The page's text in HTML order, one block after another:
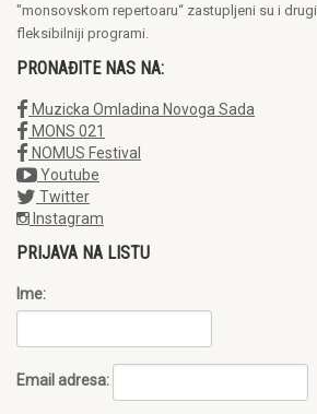
"monsovskom repertoaru“ zastupljeni su i
fleksibilniji programi.
PRONAĐITE NAS NA:
Muzicka Omladina Novoga Sada
MONS 021
NOMUS Festival
Youtube
Twitter
Instagram
PRIJAVA NA LISTU
Ime:
Email adresa: